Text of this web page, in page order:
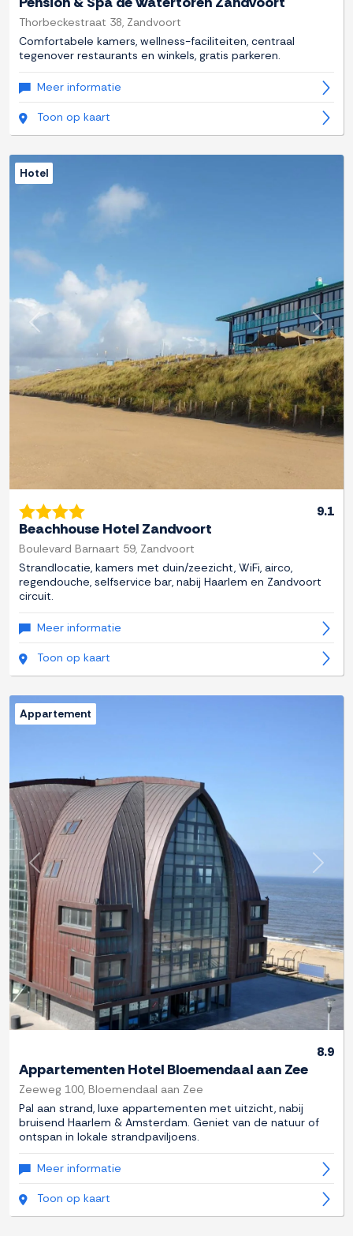
Thorbeckestraat 38, Zandvoort
Comfortabele kamers, wellness-faciliteiten, centraal
tegenover restaurants en winkels, gratis parkeren.
Meer informatie
Toon op kaart
Previous Next
Hotel
9.1
Beachhouse Hotel Zandvoort
Boulevard Barnaart 59, Zandvoort
Strandlocatie, kamers met duin/zeezicht, WiFi, airco,
regendouche, selfservice bar, nabij Haarlem en Zandvoort
circuit.
Meer informatie
Toon op kaart
Previous Next
Appartement
8.9
Appartementen Hotel Bloemendaal aan Zee
Zeeweg 100, Bloemendaal aan Zee
Pal aan strand, luxe appartementen met uitzicht, nabij
bruisend Haarlem & Amsterdam. Geniet van de natuur of
ontspan in lokale strandpaviljoens.
Meer informatie
Toon op kaart